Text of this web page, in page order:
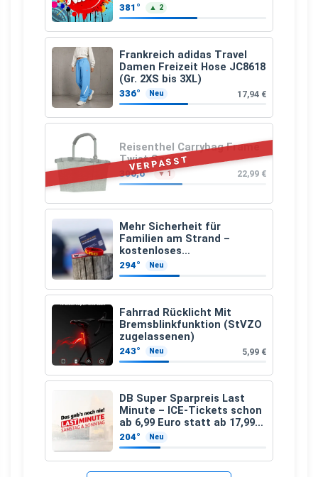
25.07.2026 bis 04.09.2026
381° ▲ 2
Frankreich adidas Travel
Damen Freizeit Hose JC8618
(Gr. 2XS bis 3XL)
336° Neu 17,94 €
VERPASST
Reisenthel Carrybag Frame
Twist Sage
306,6° ▼ 1 22,99 €
Mehr Sicherheit für
Familien am Strand –
kostenloses
Kindersuchband der DLRG
294° Neu
Fahrrad Rücklicht Mit
Bremsblinkfunktion (StVZO
zugelassenen)
243° Neu 5,99 €
DB Super Sparpreis Last
Minute – ICE-Tickets schon
ab 6,99 Euro statt ab 17,99
Euro
204° Neu